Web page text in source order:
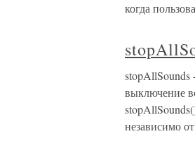
когда
stopAllSounds
выключение
независимо